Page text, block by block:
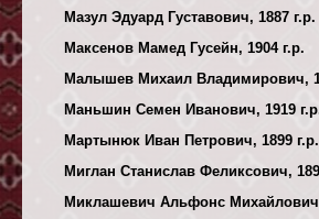
Мазул Эдуард Густавович, 1887 г.р.
Максенов Мамед Гусейн, 1904 г.р.
Малышев Михаил Владимирович,
Маньшин Семен Иванович, 1919
Мартынюк Иван Петрович, 1899 г.р.
Миглан Станислав Феликсович,
Миклашевич Альфонс Михайлович,